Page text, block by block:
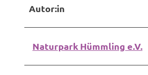
Autor:in
Naturpark Hümmling e.V.